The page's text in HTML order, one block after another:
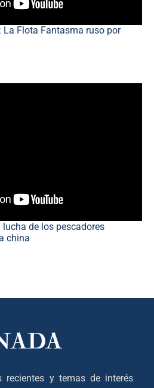
La Flota Fantasma ruso por
de los pescadores
china
recientes y temas de interés